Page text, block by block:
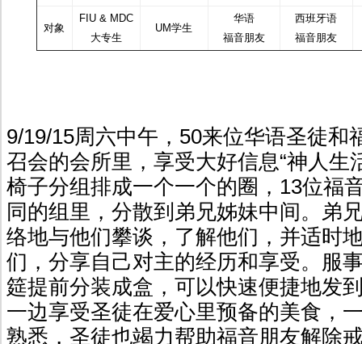
对象
FIU & MDC
大专生
UM学生
华语
福音朋友
西班牙语
福音朋友
9/19/15周六中午，50来位华语圣徒和
召会的会所里，享受大好信息“神人生
椅子分组排成一个一个的圈，13位福
同的组里，分散到弟兄姊妹中间。弟
络地与他们攀谈，了解他们，并适时
们，分享自己对主的经历和享受。服
筵提前分装成盒，可以快速便捷地发
一边享受圣徒在爱心里预备的美食，
熟悉，圣徒也竭力帮助福音朋友解除